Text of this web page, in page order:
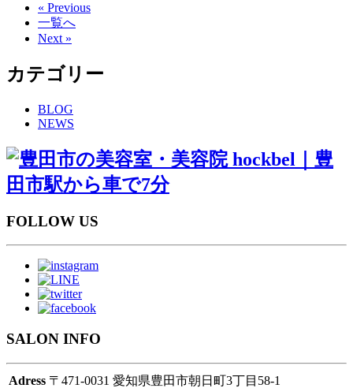
« Previous
一覧へ
Next »
カテゴリー
BLOG
NEWS
FOLLOW US
SALON INFO
Adress 〒471-0031 愛知県豊田市朝日町3丁目58-1